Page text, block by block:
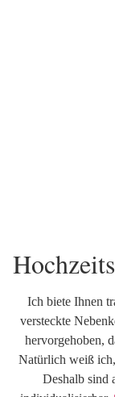
Ich biete Ihnen
versteckte
hervorgehoben,
Natürlich weiß
Deshalb sind